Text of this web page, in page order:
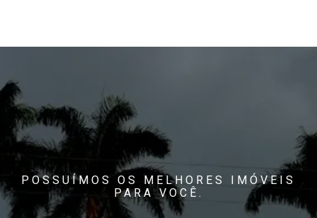
POSSUÍMOS OS MELHORES IMÓVEIS
PARA VOCÊ.